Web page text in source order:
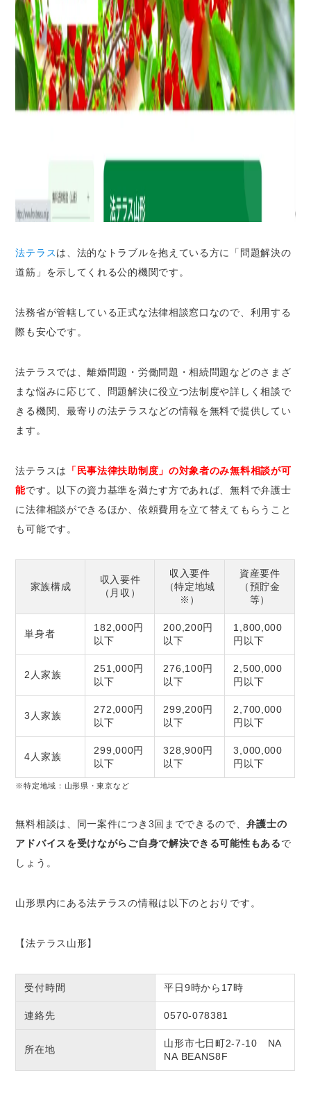
法テラスは、法的なトラブルを抱えている方に「問題解決の
道筋」を示してくれる公的機関です。
法務省が管轄している正式な法律相談窓口 なので、利用する
際も安心です。
法テラスでは、離婚問題・労働問題・相続問題などのさまざ
まな悩みに応じて、
問題解決に役立つ法制度や詳しく相談で
きる機関、最寄りの法テラスなどの情報を無料で提供してい
ます。
法テラスは
「民事法律扶助制度」の対象者のみ無料相談が可
能です。以下の資力基準を満たす方であれば、無料で弁護士
に法律相談ができるほか、依頼費用を立て替えてもらうこと
も可能です。
家族構成
収入要件
（月収）
収入要件
（特定地域
※）
資産要件
（預貯金
等）
単身者
182,000円
以下
200,200円
以下
1,800,000
円以下
2人家族
251,000円
以下
276,100円
以下
2,500,000
円以下
3人家族
272,000円
以下
299,200円
以下
2,700,000
円以下
4人家族
299,000円
以下
328,900円
以下
3,000,000
円以下
※特定地域：山形県・東京など
無料相談は、同一案件につき3回までできるので、 弁護士の
アドバイスを受けながらご自身で解決できる可能性もあるで
しょう。
山形県内にある法テラスの情報は以下のとおりです。
【法テラス山形】
受付時間 平日9時から17時
連絡先 0570-078381
所在地
山形市七日町2-7-10 NA
NA BEANS8F